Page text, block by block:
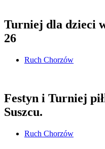
Turniej dla dzieci
26
Ruch Chorzów
Festyn i Turniej
Suszcu.
Ruch Chorzów